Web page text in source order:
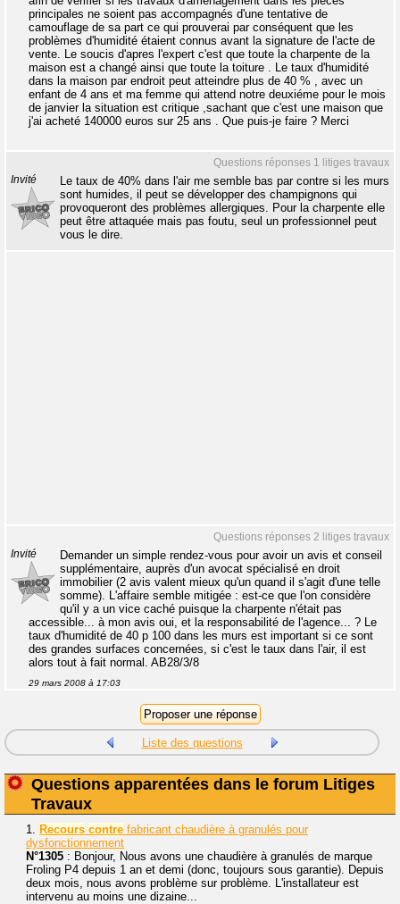
principales ne soient pas accompagnés d'une tentative de
camouflage de sa part ce qui prouverai par conséquent que les
problèmes d'humidité étaient connus avant la signature de l'acte de
vente. Le soucis d'apres l'expert c'est que toute la charpente de la
maison est a changé ainsi que toute la toiture . Le taux d'humidité
dans la maison par endroit peut atteindre plus de 40 % , avec un
enfant de 4 ans et ma femme qui attend notre deuxiéme pour le mois
de janvier la situation est critique ,sachant que c'est une maison que
j'ai acheté 140000 euros sur 25 ans . Que puis-je faire ? Merci
Questions réponses 1 litiges travaux
Invité
Le taux de 40% dans l'air me semble bas par contre si les murs
sont humides, il peut se développer des champignons qui
provoqueront des problèmes allergiques. Pour la charpente elle
peut être attaquée mais pas foutu, seul un professionnel peut
vous le dire.
Questions réponses 2 litiges travaux
Invité
Demander un simple rendez-vous pour avoir un avis et conseil
supplémentaire, auprès d'un avocat spécialisé en droit
immobilier (2 avis valent mieux qu'un quand il s'agit d'une telle
somme). L'affaire semble mitigée : est-ce que l'on considère
qu'il y a un vice caché puisque la charpente n'était pas
accessible... à mon avis oui, et la responsabilité de l'agence... ? Le
taux d'humidité de 40 p 100 dans les murs est important si ce sont
des grandes surfaces concernées, si c'est le taux dans l'air, il est
alors tout à fait normal. AB28/3/8
29 mars 2008 à 17:03
Liste des questions
Questions apparentées dans le forum Litiges
Travaux
1. Recours contre fabricant chaudière à granulés pour
dysfonctionnement
N°1305 : Bonjour, Nous avons une chaudière à granulés de marque
Froling P4 depuis 1 an et demi (donc, toujours sous garantie). Depuis
deux mois, nous avons problème sur problème. L'installateur est
intervenu au moins une dizaine...